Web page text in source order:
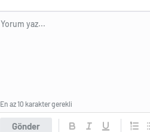
Gönder
En az 10 karakter gerekli